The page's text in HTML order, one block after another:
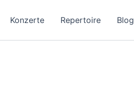
Konzerte Repertoire Blog